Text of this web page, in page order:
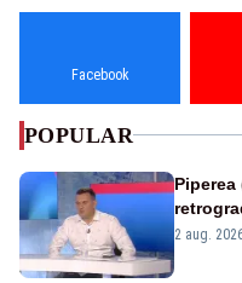
Facebook
POPULAR
Piperea
2 aug.